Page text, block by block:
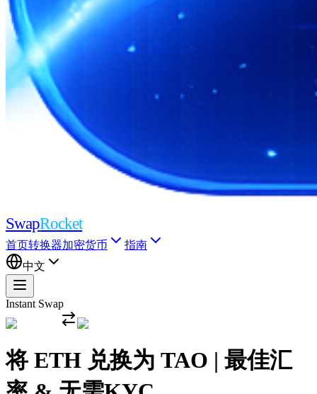
SwapRocket
首页转换器加密货币
指南
中文
Instant Swap
将 ETH 兑换为 TAO | 最佳汇